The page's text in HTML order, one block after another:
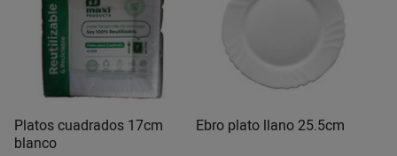
Platos cuadrados 17cm
blanco
Ebro plato llano 25.5cm